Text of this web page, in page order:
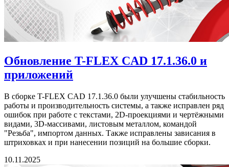
Обновление T-FLEX CAD 17.1.36.0 и
приложений
В сборке T-FLEX CAD 17.1.36.0 были улучшены стабильность
работы и производительность системы, а также исправлен ряд
ошибок при работе с текстами, 2D-проекциями и чертёжными
видами, 3D-массивами, листовым металлом, командой
"Резьба", импортом данных. Также исправлены зависания в
штриховках и при нанесении позиций на большие сборки.
10.11.2025